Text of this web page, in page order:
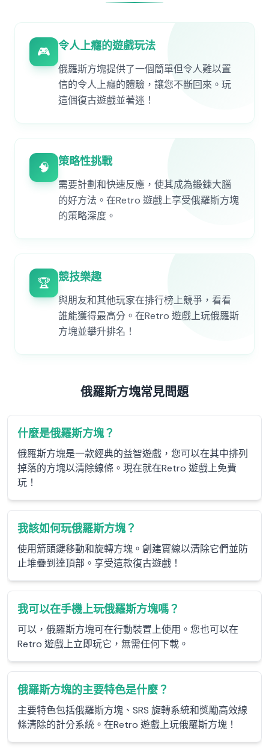
🎮 令人上癮的遊戲玩法
俄羅斯方塊提供了一個簡單但令人難以置
信的令人上癮的體驗，讓您不斷回來。玩
這個復古遊戲並著迷！
🧠 策略性挑戰
需要計劃和快速反應，使其成為鍛鍊大腦
的好方法。在Retro 遊戲上享受俄羅斯方塊
的策略深度。
🏆 競技樂趣
與朋友和其他玩家在排行榜上競爭，看看
誰能獲得最高分。在Retro 遊戲上玩俄羅斯
方塊並攀升排名！
俄羅斯方塊常見問題
什麼是俄羅斯方塊？
俄羅斯方塊是一款經典的益智遊戲，您可以在其中排列
掉落的方塊以清除線條。現在就在Retro 遊戲上免費
玩！
我該如何玩俄羅斯方塊？
使用箭頭鍵移動和旋轉方塊。創建實線以清除它們並防
止堆疊到達頂部。享受這款復古遊戲！
我可以在手機上玩俄羅斯方塊嗎？
可以，俄羅斯方塊可在行動裝置上使用。您也可以在
Retro 遊戲上立即玩它，無需任何下載。
俄羅斯方塊的主要特色是什麼？
主要特色包括俄羅斯方塊、SRS 旋轉系統和獎勵高效線
條清除的計分系統。在Retro 遊戲上玩俄羅斯方塊！